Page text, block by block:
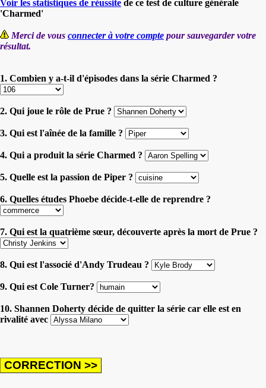
Voir les statistiques de réussite de ce test de culture générale
'Charmed'
Merci de vous connecter à votre compte pour sauvegarder votre
résultat.
1. Combien y a-t-il d'épisodes dans la série Charmed ?
2. Qui joue le rôle de Prue ?
3. Qui est l'aînée de la famille ?
4. Qui a produit la série Charmed ?
5. Quelle est la passion de Piper ?
6. Quelles études Phoebe décide-t-elle de reprendre ?
7. Qui est la quatrième sœur, découverte après la mort de Prue ?
8. Qui est l'associé d'Andy Trudeau ?
9. Qui est Cole Turner?
10. Shannen Doherty décide de quitter la série car elle est en
rivalité avec